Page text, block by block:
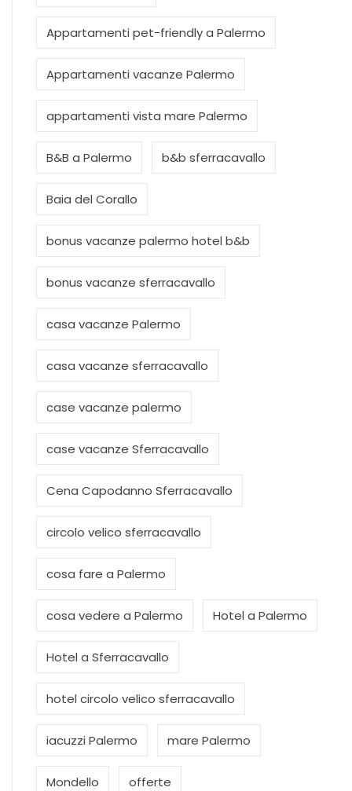
Appartamenti pet-friendly a Palermo
Appartamenti vacanze Palermo
appartamenti vista mare Palermo
B&B a Palermo b&b sferracavallo
Baia del Corallo
bonus vacanze palermo hotel b&b
bonus vacanze sferracavallo
casa vacanze Palermo
casa vacanze sferracavallo
case vacanze palermo
case vacanze Sferracavallo
Cena Capodanno Sferracavallo
circolo velico sferracavallo
cosa fare a Palermo
cosa vedere a Palermo Hotel a Palermo
Hotel a Sferracavallo
hotel circolo velico sferracavallo
iacuzzi Palermo mare Palermo
Mondello offerte